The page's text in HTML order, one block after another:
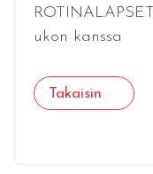
ukon kanssa
Takaisin